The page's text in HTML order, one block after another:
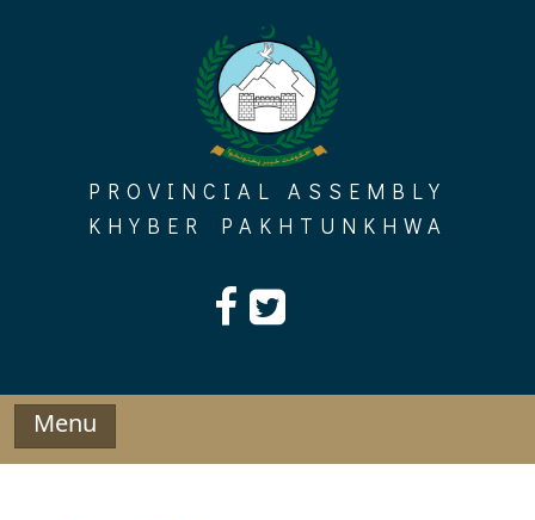
PROVINCIAL ASSEMBLY
KHYBER PAKHTUNKHWA
Menu